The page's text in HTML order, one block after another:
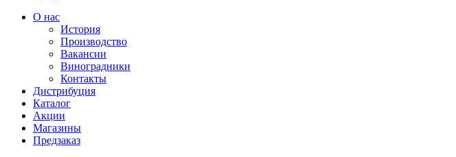
О нас
История
Производство
Вакансии
Виноградники
Контакты
Дистрибуция
Каталог
Акции
Магазины
Предзаказ